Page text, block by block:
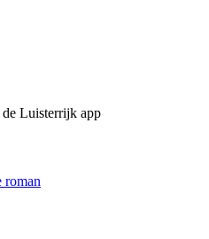
Luisterrijk app
roman